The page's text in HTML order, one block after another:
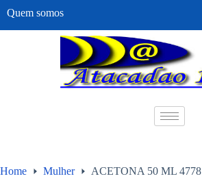
Quem somos
Home Mulher ACETONA 50 ML 4778